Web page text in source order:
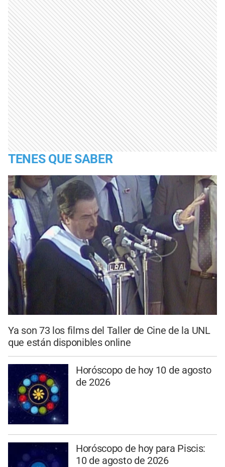
TENES QUE SABER
Ya son 73 los films del Taller de Cine de la UNL
que están disponibles online
Horóscopo de hoy 10 de agosto
de 2026
Horóscopo de hoy para Piscis:
10 de agosto de 2026